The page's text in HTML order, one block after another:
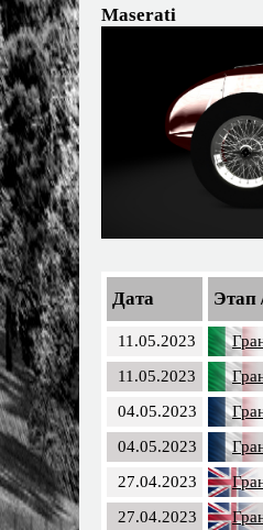
Maserati
Дата Этап
11.05.2023
11.05.2023
04.05.2023
04.05.2023
27.04.2023
27.04.2023